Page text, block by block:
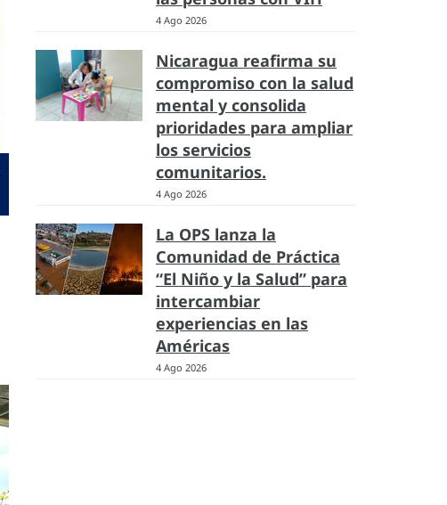
4 Ago 2026
Nicaragua reafirma su
compromiso con la salud
mental y consolida
prioridades para ampliar
los servicios
comunitarios.
4 Ago 2026
La OPS lanza la
Comunidad de Práctica
“El Niño y la Salud” para
intercambiar
experiencias en las
Américas
4 Ago 2026